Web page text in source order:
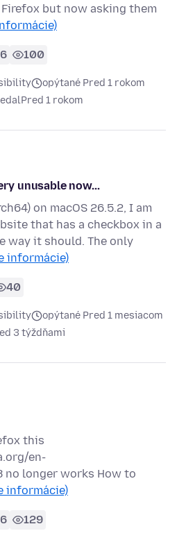
but now asking them
6 100
opýtané Pred 1 rokom
Pred 1 rokom
unusable now...
on macOS 26.5.2, I am
that has a checkbox in a
way it should. The only
informácie)
40
opýtané Pred 1 mesiacom
3 týždňami
this
en-
no longer works How to
informácie)
6 129